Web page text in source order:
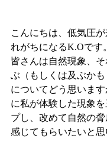
こんにちは、低気圧
れがちになるK.Oです。
皆さんは自然現象、
ぶ（もしくは及ぶか
についてどう思いま
に私が体験した現象
プし、改めて自然の
感じてもらいたいと